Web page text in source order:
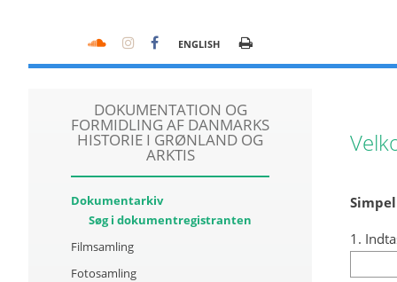
ENGLISH
DOKUMENTATION OG
FORMIDLING AF DANMARKS
HISTORIE I GRØNLAND OG
ARKTIS
Dokumentarkiv
Søg i dokumentregistranten
Filmsamling
Fotosamling
1.